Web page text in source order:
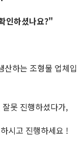
인하셨나요?"
산하는 조형물 업체입
못 진행하셨다가,
시고 진행하세요 !